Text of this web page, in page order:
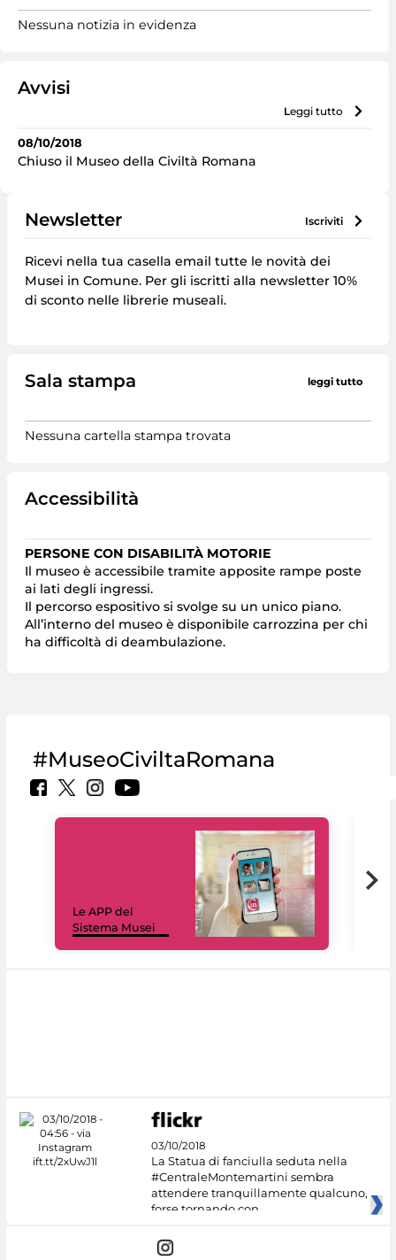
Nessuna notizia in evidenza
Avvisi
leggi tutto
08/10/2018
Chiuso il Museo della Civiltà Romana
Newsletter iscriviti
Ricevi nella tua casella email tutte le novità dei
Musei in Comune. Per gli iscritti alla newsletter 10%
di sconto nelle librerie museali.
Sala stampa leggi tutto
Nessuna cartella stampa trovata
Accessibilità
PERSONE CON DISABILITÀ MOTORIE
Il museo è accessibile tramite apposite rampe poste
ai lati degli ingressi.
Il percorso espositivo si svolge su un unico piano.
All’interno del museo è disponibile carrozzina per chi
ha difficoltà di deambulazione.
#MuseoCiviltaRomana
Le APP del
Sistema Musei
03/10/2018
La Statua di fanciulla seduta nella
#CentraleMontemartini sembra
attendere tranquillamente qualcuno,
forse tornando con